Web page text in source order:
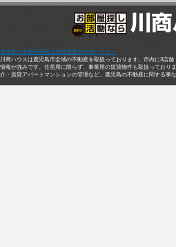
鹿児島の不動産情報は地域密着の川商ハウスへ
川商ハウスは鹿児島市全域の不動産を取扱っております。市内に3店
情報が強みです。住居用に限らず、事業用の賃貸物件も取扱っており
介・賃貸アパートマンションの管理など、鹿児島の不動産に関する事